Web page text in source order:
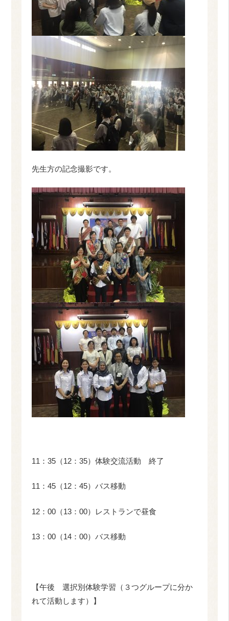
先生方の記念撮影です。
11：35（12：35）体験交流活動 終了
11：45（12：45）バス移動
12：00（13：00）レストランで昼食
13：00（14：00）バス移動
【午後 選択別体験学習（３つグループに分か
れて活動します）】